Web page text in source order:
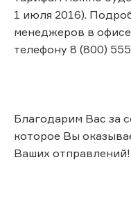
1 июля 2016).
менеджеров в
телефону 8 (800)
Благодарим Вас за
которое Вы
Ваших отправлений!